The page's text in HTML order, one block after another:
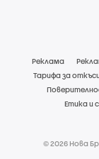
Реклама
Тарифа за
Етика и
© 2026 Нова